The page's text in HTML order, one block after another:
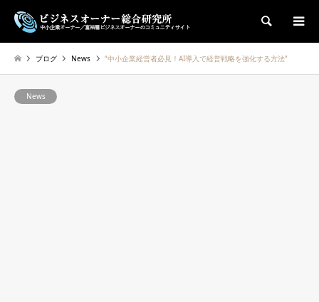
検索
ブログ News “中小企業経営者必見！AI導入で経営戦略を強化する方法”
News